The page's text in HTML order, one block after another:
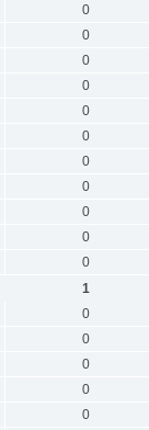
0
0
0
0
0
0
0
0
0
0
0
1
0
0
0
0
0